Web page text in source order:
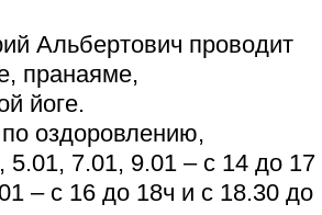
Альбертович проводит
пранаяме,
йоге.
по оздоровлению,
5.01, 7.01, 9.01 – с 14 до 17
– с 16 до 18ч и с 18.30 до